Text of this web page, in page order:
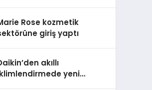
Rose kozmetik
giriş yaptı
akıllı
yeni